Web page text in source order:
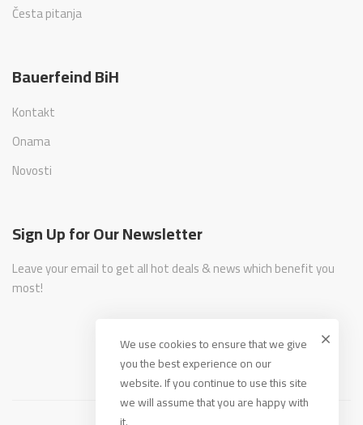
Česta pitanja
Bauerfeind BiH
Kontakt
Onama
Novosti
Sign Up for Our Newsletter
Leave your email to get all hot deals & news which benefit you
most!
We use cookies to ensure that we give
you the best experience on our
website. If you continue to use this site
we will assume that you are happy with